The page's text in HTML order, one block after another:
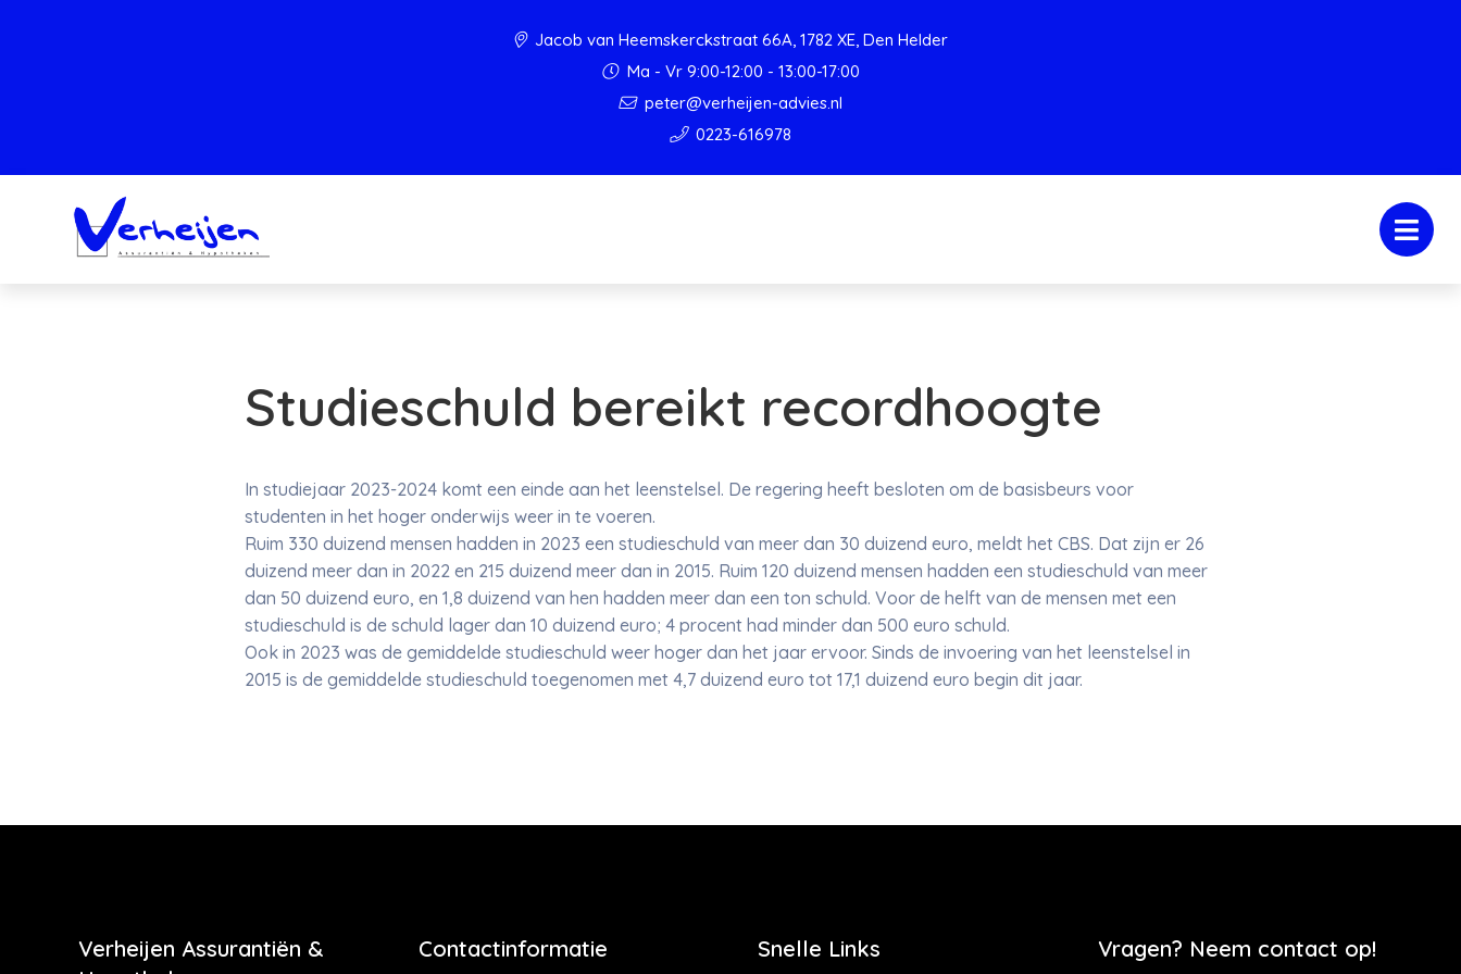
Jacob van Heemskerckstraat 66A, 1782 XE, Den Helder
Ma - Vr 9:00-12:00 - 13:00-17:00
peter@verheijen-advies.nl
0223-616978
Studieschuld bereikt recordhoogte
In studiejaar 2023-2024 komt een einde aan het leenstelsel. De regering heeft besloten om de basisbeurs voor
studenten in het hoger onderwijs weer in te voeren.
Ruim 330 duizend mensen hadden in 2023 een studieschuld van meer dan 30 duizend euro, meldt het CBS. Dat zijn er 26
duizend meer dan in 2022 en 215 duizend meer dan in 2015. Ruim 120 duizend mensen hadden een studieschuld van meer
dan 50 duizend euro, en 1,8 duizend van hen hadden meer dan een ton schuld. Voor de helft van de mensen met een
studieschuld is de schuld lager dan 10 duizend euro; 4 procent had minder dan 500 euro schuld.
Ook in 2023 was de gemiddelde studieschuld weer hoger dan het jaar ervoor. Sinds de invoering van het leenstelsel in
2015 is de gemiddelde studieschuld toegenomen met 4,7 duizend euro tot 17,1 duizend euro begin dit jaar.
Verheijen Assurantiën &
Contactinformatie Snelle Links Vragen? Neem contact op!